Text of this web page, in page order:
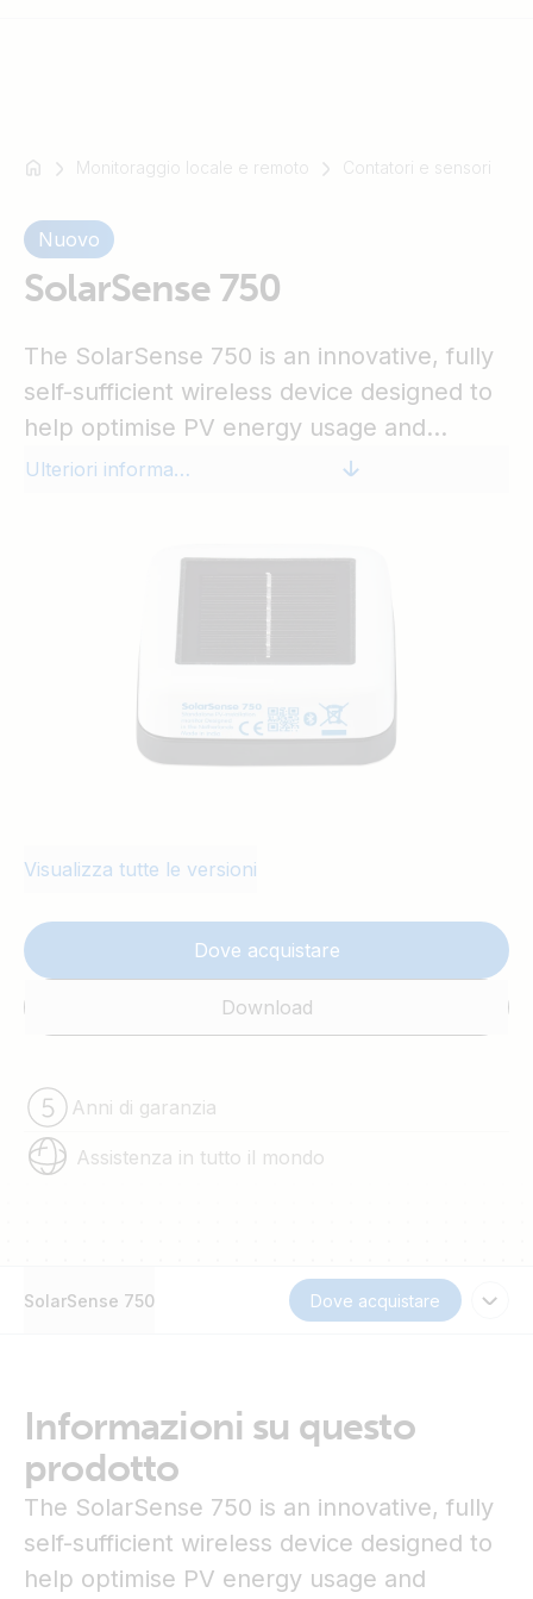
SmartSolar
Multiplus-
XS
SmartShunt
Monitoraggio locale e remoto Contatori e sensori
Nuovo
SolarSense 750
The SolarSense 750 is an innovative, fully
self-sufficient wireless device designed to
help optimise PV energy usage and
monitor the health of your photovoltaic
Ulteriori informazioni
Visualizza tutte le versioni
Dove acquistare
Download
Anni di garanzia
Assistenza in tutto il mondo
SolarSense 750 Dove acquistare
Informazioni su questo
prodotto
The SolarSense 750 is an innovative, fully
self-sufficient wireless device designed to
help optimise PV energy usage and